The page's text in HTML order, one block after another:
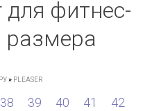
для фитнес-
размера
» PLEASER
38 39 40 41 42